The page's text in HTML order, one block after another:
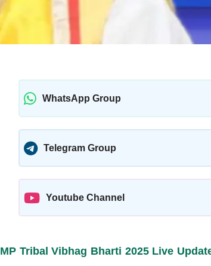
WhatsApp Group
Telegram Group
Youtube Channel
MP Tribal Vibhag Bharti 2025 Live